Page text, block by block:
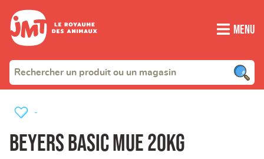
Menu
Beyers Basic Mue 20kg
-